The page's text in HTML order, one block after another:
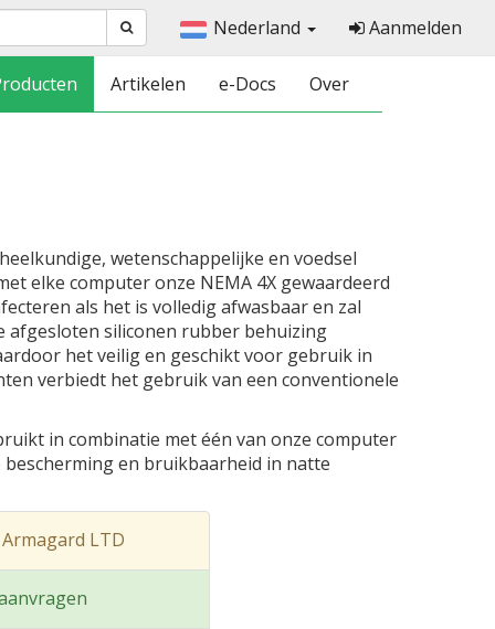
Nederland Aanmelden
Artikelen e-Docs Over
wetenschappelijke en voedsel
elke computer onze NEMA 4X gewaardeerd
als het is volledig afwasbaar en zal
afgesloten siliconen rubber behuizing
het veilig en geschikt voor gebruik in
verbiedt het gebruik van een conventionele
in combinatie met één van onze computer
en bruikbaarheid in natte
LTD